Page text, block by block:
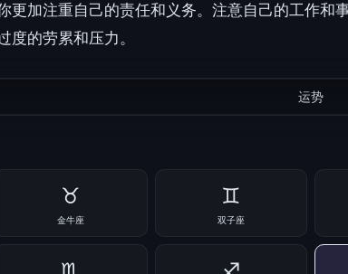
更加注重自己的责任和义务。注意自己的工作
度的劳累和压力。
运势
♉
金牛座
♊
双子座